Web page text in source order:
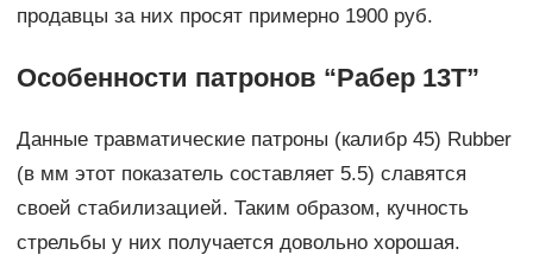
продавцы за них просят примерно 1900 руб.
Особенности патронов “Рабер 13Т”
Данные травматические патроны (калибр 45) Rubber
(в мм этот показатель составляет 5.5) славятся
своей стабилизацией. Таким образом, кучность
стрельбы у них получается довольно хорошая.